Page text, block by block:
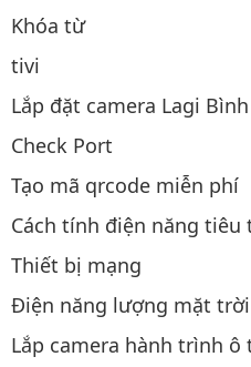
Khóa từ
tivi
Lắp đặt camera Lagi
Check Port
Tạo mã qrcode miễn phí
Cách tính điện năng tiêu
Thiết bị mạng
Điện năng lượng mặt trời
Lắp camera hành trình ô